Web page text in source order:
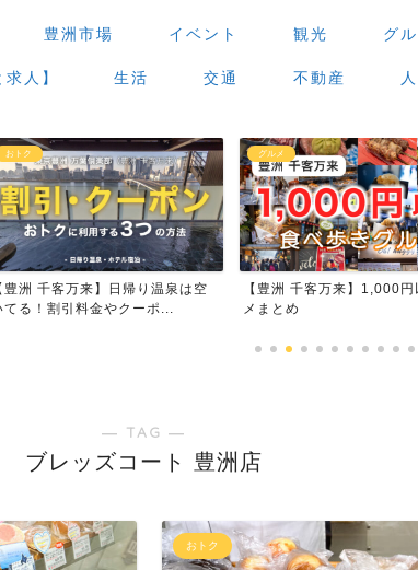
豊洲市場 イベント 観光 グ
人】 生活 交通 不動産
おトク
豊洲 千客万来】日帰り温泉は空
てる！割引料金やクーポ...
グルメ
【豊洲 千客万来】1,000
メまとめ
― TAG ―
ブレッズコート 豊洲店
おトク